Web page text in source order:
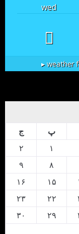
wed
پ
ج
۱
۲
۸
۹
۱۵
۱۶
۲۲
۲۳
۲۹
۳۰